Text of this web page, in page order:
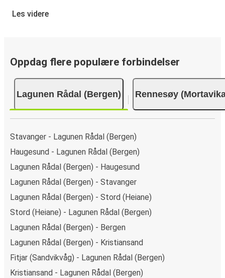
Det er svært lett å reservere en billett med FlixBus: på
Rennesøy (Mortavika)på nett, kan du velge mellom ulike
Club/JCB/Discover) Carte Bleue, PayPal, Google Pay og
Apple Pay.
Les videre
Oppdag flere populære forbindelser
Lagunen Rådal (Bergen) Rennesøy
Stavanger - Lagunen Rådal (Bergen)
Haugesund - Lagunen Rådal (Bergen)
Lagunen Rådal (Bergen) - Haugesund
Lagunen Rådal (Bergen) - Stavanger
Lagunen Rådal (Bergen) - Stord (Heiane)
Stord (Heiane) - Lagunen Rådal (Bergen)
Lagunen Rådal (Bergen) - Bergen
Lagunen Rådal (Bergen) - Kristiansand
Fitjar (Sandvikvåg) - Lagunen Rådal (Bergen)
Kristiansand - Lagunen Rådal (Bergen)